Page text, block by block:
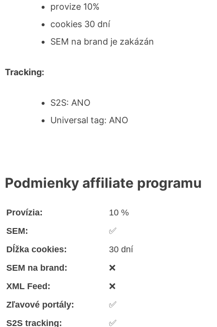
provize 10%
cookies 30 dní
SEM na brand je zakázán
Tracking:
S2S: ANO
Universal tag: ANO
Podmienky affiliate programu
Provízia:
10 %
SEM:
✅
Dĺžka cookies:
30 dní
SEM na brand:
❌
XML Feed:
❌
Zľavové portály:
✅
S2S tracking:
✅